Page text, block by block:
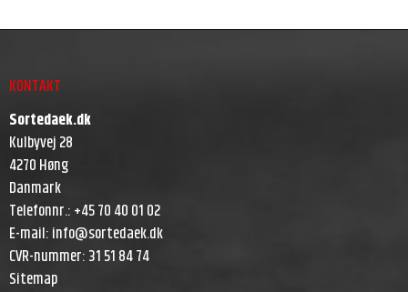
KONTAKT
Sortedaek.dk
Kulbyvej 28
4270 Høng
Danmark
Telefonnr.:+45 70 40 01 02
E-mail:info@sortedaek.dk
CVR-nummer:31 51 84 74
Sitemap